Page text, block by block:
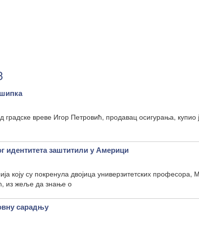
вреве Игор Петровић, продавац осигурања, купио
идентитета заштитили у Америци
коју су покренула двојица универзитетских професора,
из жеље да знање о
сарадњу